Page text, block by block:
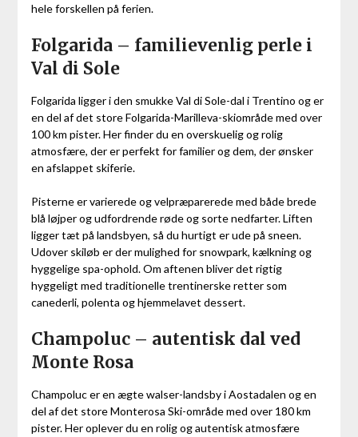
hele forskellen på ferien.
Folgarida – familievenlig perle i
Val di Sole
Folgarida ligger i den smukke Val di Sole-dal i Trentino og er
en del af det store Folgarida-Marilleva-skiområde med over
100 km pister. Her finder du en overskuelig og rolig
atmosfære, der er perfekt for familier og dem, der ønsker
en afslappet skiferie.
Pisterne er varierede og velpræparerede med både brede
blå løjper og udfordrende røde og sorte nedfarter. Liften
ligger tæt på landsbyen, så du hurtigt er ude på sneen.
Udover skiløb er der mulighed for snowpark, kælkning og
hyggelige spa-ophold. Om aftenen bliver det rigtig
hyggeligt med traditionelle trentinerske retter som
canederli, polenta og hjemmelavet dessert.
Champoluc – autentisk dal ved
Monte Rosa
Champoluc er en ægte walser-landsby i Aostadalen og en
del af det store Monterosa Ski-område med over 180 km
pister. Her oplever du en rolig og autentisk atmosfære